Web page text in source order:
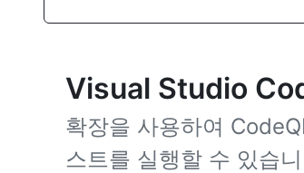
Visual Studio
확장을 사용하여
스트를 실행할 수 있습